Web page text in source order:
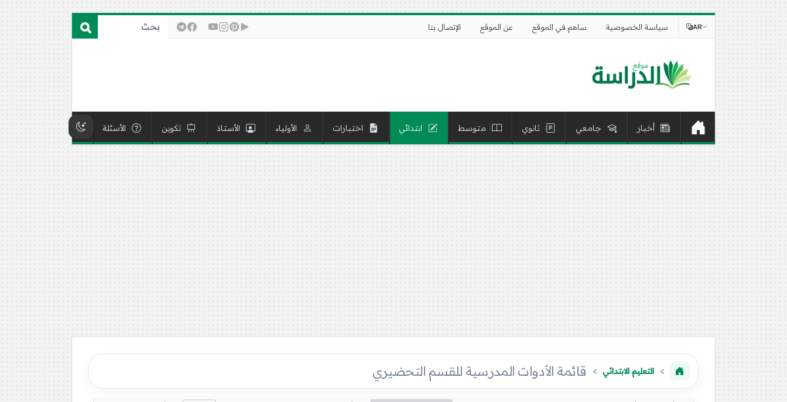
سياسة الخصوصية ساهم في الموقع عن الموقع الإتصال بنا AR
أخبار جامعي ثانوي متوسط ابتدائي اختبارات الأولياء الأستاذ تكوين الأسئلة
التعليم الابتدائي قائمة الأدوات المدرسية للقسم التحضيري